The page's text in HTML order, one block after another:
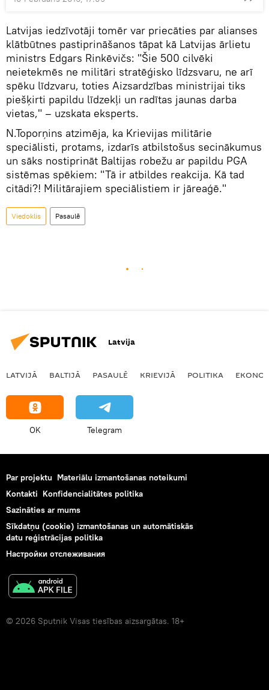
Latvijas iedzīvotāji tomēr var priecāties par alianses
klātbūtnes pastiprināšanos tāpat kā Latvijas ārlietu
ministrs Edgars Rinkēvičs: "Šie 500 cilvēki
neietekmēs ne militāri stratēģisko līdzsvaru, ne arī
spēku līdzvaru, toties Aizsardzības ministrijai tiks
piešķirti papildu līdzekļi un radītas jaunas darba
vietas," – uzskata eksperts.
N.Toporņins atzimēja, ka Krievijas militārie
speciālisti, protams, izdarīs atbilstošus secinākumus
un sāks nostiprināt Baltijas robežu ar papildu PGA
sistēmas spēkiem: "Tā ir atbildes reakcija. Kā tad
citādi?! Militārajiem speciālistiem ir jāreaģē."
Viedoklis Pasaulē
Latvija
LATVIJĀ BALTIJĀ PASAULĒ KRIEVIJĀ POLITIKA
OK Telegram
Par projektu Materiālu izmantošanas noteikumi
Kontakti Konfidencialitātes politika
Sazināties ar mums
Sīkdatņu (cookie) izmantošanas un automātiskās
datu reģistrācijas politika
Настройки отслеживания
© 2026 Sputnik Visas tiesības aizsargātas. 18+